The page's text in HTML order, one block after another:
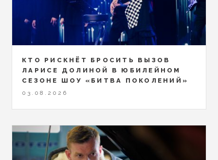
КТО РИСКНЁТ БРОСИТЬ ВЫЗОВ
ЛАРИСЕ ДОЛИНОЙ В ЮБИЛЕЙНОМ
СЕЗОНЕ ШОУ «БИТВА ПОКОЛЕНИЙ»
03.08.2026